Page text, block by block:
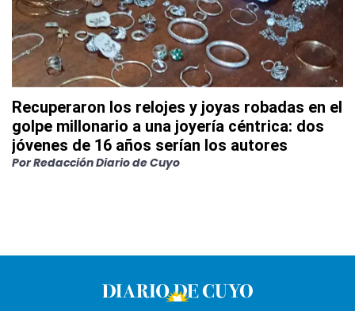
Recuperaron los relojes y joyas robadas en el
golpe millonario a una joyería céntrica: dos
jóvenes de 16 años serían los autores
PorRedacción Diario de Cuyo